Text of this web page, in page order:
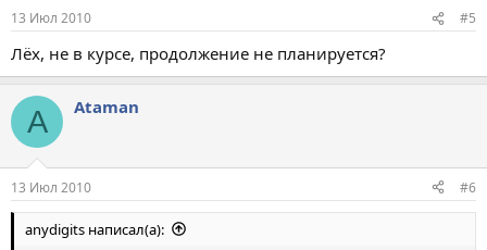
13 Июл 2010 #5
Лёх, не в курсе, продолжение не планируется?
A Ataman
13 Июл 2010 #6
anydigits написал(а):